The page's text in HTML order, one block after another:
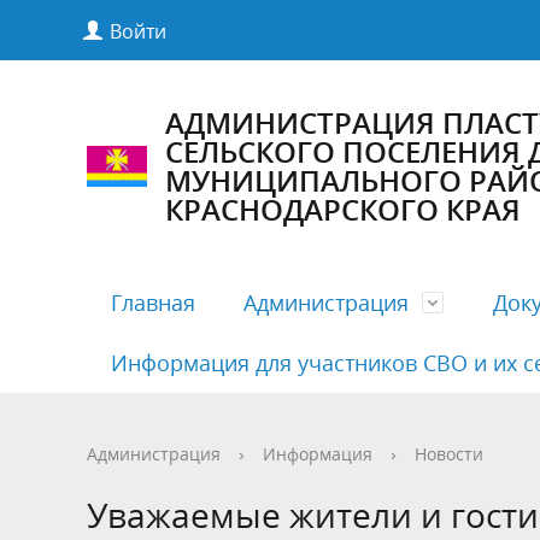
Войти
АДМИНИСТРАЦИЯ
СЕЛЬСКОГО ПОСЕЛЕНИЯ
МУНИЦИПАЛЬНОГО
КРАСНОДАРСКОГО КРАЯ
Главная Администрация
Полномочия, задачи и функции
Антикоррупционная экспертиза
Комиссии Совета
График
Информация для участников СВО и их
Администрация › Информация › Новости
Уважаемые жители и гости